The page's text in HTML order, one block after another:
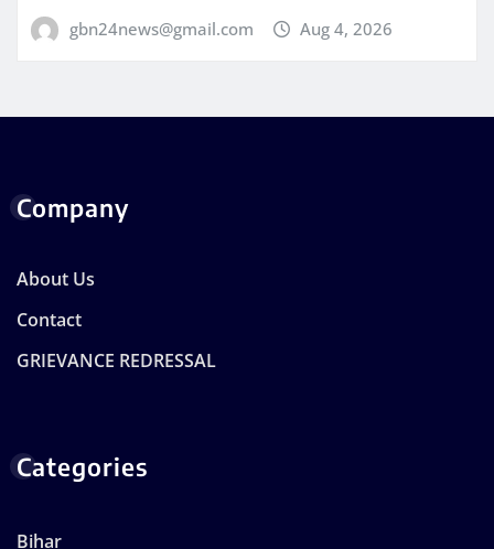
gbn24news@gmail.com Aug 4, 2026
Company
About Us
Contact
GRIEVANCE REDRESSAL
Categories
Bihar